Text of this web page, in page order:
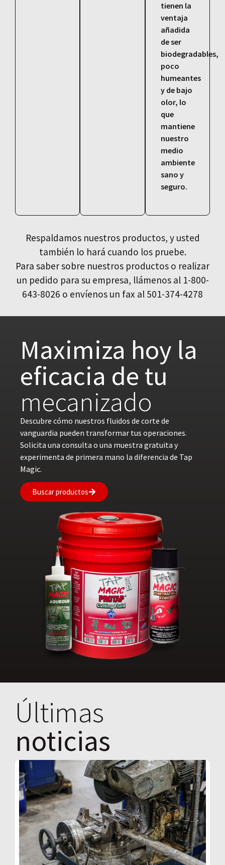
tienen la
ventaja
añadida
de ser
biodegradables,
poco
humeantes
y de bajo
olor, lo
que
mantiene
nuestro
medio
ambiente
sano y
seguro.
Respaldamos nuestros productos, y usted
también lo hará cuando los pruebe.
Para saber sobre nuestros productos o realizar
un pedido para su empresa, llámenos al 1-800-
643-8026 o envíenos un fax al 501-374-4278
Maximiza hoy la
eficacia de tu
mecanizado
Descubre cómo nuestros fluidos de corte de
vanguardia pueden transformar tus operaciones.
Solicita una consulta o una muestra gratuita y
experimenta de primera mano la diferencia de Tap
Magic.
Buscar productos
Últimas
noticias